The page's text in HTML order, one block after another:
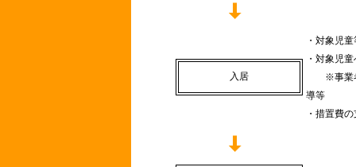
入居
・対象児
・対象児
※事業者
導等
・措置費